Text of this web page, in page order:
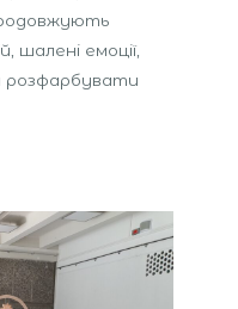
шалені емоції,